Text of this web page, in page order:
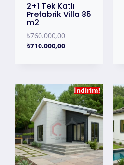
2+1 Tek Katlı
Prefabrik Villa 85
m2
₺760.000,00
₺710.000,00
İndirim!